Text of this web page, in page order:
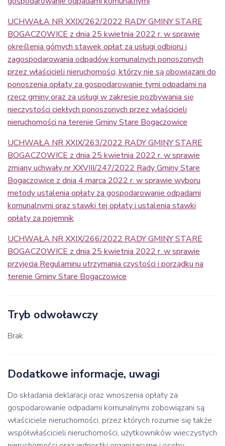
UCHWAŁA NR XXIX/262/2022 RADY GMINY STARE
BOGACZOWICE z dnia 25 kwietnia 2022 r. w sprawie
określenia górnych stawek opłat za usługi odbioru i
zagospodarowania odpadów komunalnych ponoszonych
przez właścicieli nieruchomości, którzy nie są obowiązani do
ponoszenia opłaty za gospodarowanie tymi odpadami na
rzecz gminy oraz za usługi w zakresie pozbywania się
nieczystości ciekłych ponoszonych przez właścicieli
nieruchomości na terenie Gminy Stare Bogaczowice
UCHWAŁA NR XXIX/263/2022 RADY GMINY STARE
BOGACZOWICE z dnia 25 kwietnia 2022 r. w sprawie
zmiany uchwały nr XXVIII/247/2022 Rady Gminy Stare
Bogaczowice z dnia 4 marca 2022 r. w sprawie wyboru
metody ustalenia opłaty za gospodarowanie odpadami
komunalnymi oraz stawki tej opłaty i ustalenia stawki
opłaty za pojemnik
UCHWAŁA NR XXIX/266/2022 RADY GMINY STARE
BOGACZOWICE z dnia 25 kwietnia 2022 r. w sprawie
przyjęcia Regulaminu utrzymania czystości i porządku na
terenie Gminy Stare Bogaczowice
Tryb odwoławczy
Brak
Dodatkowe informacje, uwagi
Do składania deklaracji oraz wnoszenia opłaty za
gospodarowanie odpadami komunalnymi zobowiązani są
właściciele nieruchomości, przez których rozumie się także
współwłaścicieli nieruchomości, użytkowników wieczystych